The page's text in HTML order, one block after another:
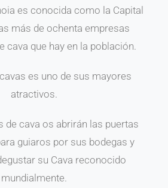
es conocida como la Capital
más de ochenta empresas
cava que hay en la población.
es uno de sus mayores
atractivos.
de cava os abrirán las puertas
guiaros por sus bodegas y
su Cava reconocido
mundialmente.